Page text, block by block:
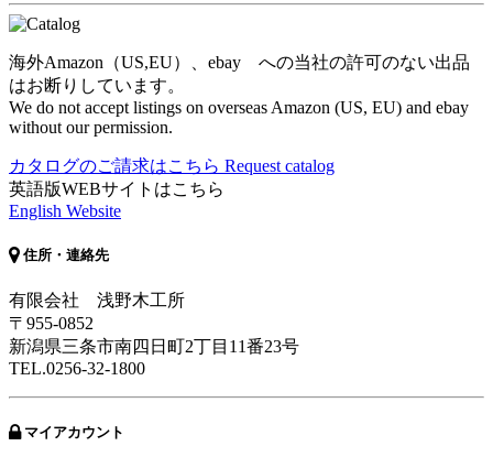
海外Amazon（US,EU）、ebay への当社の許可のない出品
はお断りしています。
We do not accept listings on overseas Amazon (US, EU) and ebay
without our permission.
カタログのご請求はこちら Request catalog
英語版WEBサイトはこちら
English Website
住所・連絡先
有限会社 浅野木工所
〒955-0852
新潟県三条市南四日町2丁目11番23号
TEL.0256-32-1800
マイアカウント